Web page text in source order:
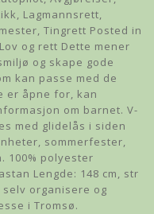
Lagmannsrett,
Tingrett Posted in
og rett Dette mener
og skape gode
kan passe med de
er åpne for, kan
om barnet. V-
med glidelås i siden
sommerfester,
100% polyester
Lengde: 148 cm, str
selv organisere og
i Tromsø.